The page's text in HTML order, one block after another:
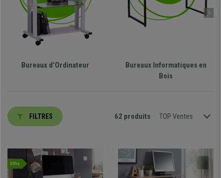
Bureaux d'Ordinateur
Bureaux Informatiques en
Bois
FILTRES 62 produits TOP Ventes
Offre